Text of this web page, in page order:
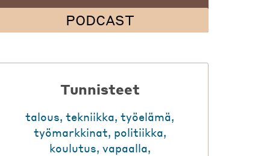
PODCAST
Tunnisteet
talous,tekniikka,työelämä,
työmarkkinat, politiikka,
koulutus, vapaalla,